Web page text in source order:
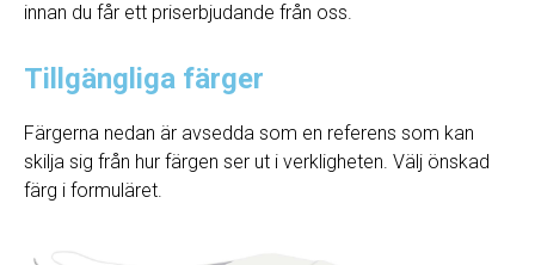
innan du får ett priserbjudande från oss.
Tillgängliga färger
Färgerna nedan är avsedda som en referens som kan
skilja sig från hur färgen ser ut i verkligheten. Välj önskad
färg i formuläret.